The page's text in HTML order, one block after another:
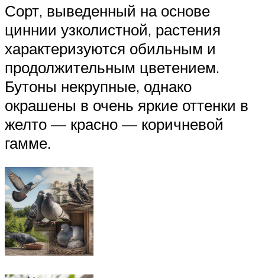
Сорт, выведенный на основе
циннии узколистной, растения
характеризуются обильным и
продолжительным цветением.
Бутоны некрупные, однако
окрашены в очень яркие оттенки в
желто — красно — коричневой
гамме.